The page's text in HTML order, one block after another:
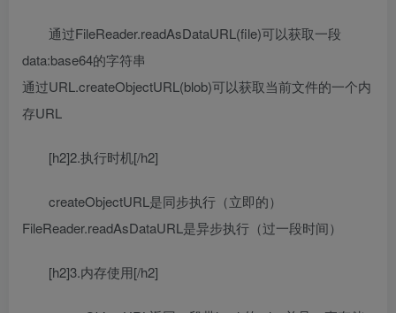
通过FileReader.readAsDataURL(file)可以获取一段
data:base64的字符串
通过URL.createObjectURL(blob)可以获取当前文件的一个内
存URL
[h2]2.执行时机[/h2]
createObjectURL是同步执行（立即的）
FileReader.readAsDataURL是异步执行（过一段时间）
[h2]3.内存使用[/h2]